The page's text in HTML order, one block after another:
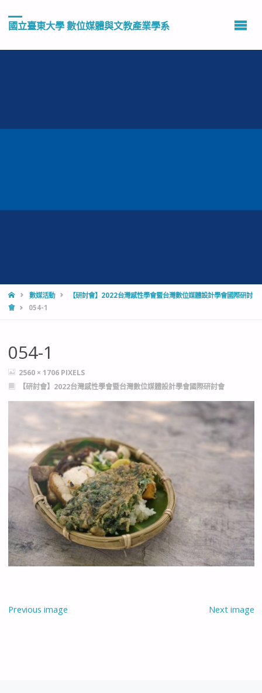
國立臺東大學 數位媒體與文教產業學系
HOME數媒活動
【研討會】2022台灣感性學會暨台灣數位媒體設計學會國際研討
會
054-1
054-1
FULL
SIZE
2560 × 1706 PIXELS
【研討會】2022台灣感性學會暨台灣數位媒體設計學會國際研討會
Previous image Next image